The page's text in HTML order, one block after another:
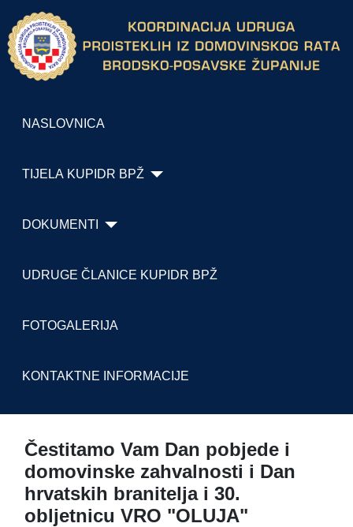
NASLOVNICA
TIJELA KUPIDR BPŽ
DOKUMENTI
UDRUGE ČLANICE KUPIDR BPŽ
FOTOGALERIJA
KONTAKTNE INFORMACIJE
Čestitamo Vam Dan pobjede i
domovinske zahvalnosti i Dan
hrvatskih branitelja i 30.
obljetnicu VRO "OLUJA"